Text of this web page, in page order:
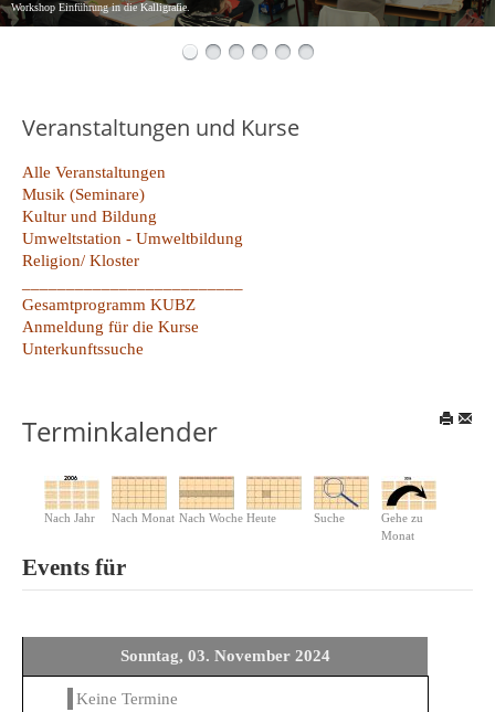
Workshop Einführung in die Kalligrafie.
Veranstaltungen und Kurse
Alle Veranstaltungen
Musik (Seminare)
Kultur und Bildung
Umweltstation - Umweltbildung
Religion/ Kloster
Gesamtprogramm KUBZ
Anmeldung für die Kurse
Unterkunftssuche
Terminkalender
Nach Jahr Nach Monat Nach Woche Heute Suche
Gehe zu
Monat
Events für
Sonntag, 03. November 2024
Keine Termine